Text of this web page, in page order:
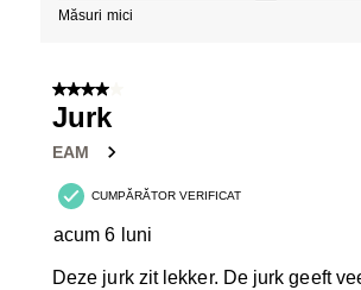
Măsuri mici
4 din 5 stele.
Jurk
EAM
CUMPĂRĂTOR VERIFICAT
acum 6 luni
Deze jurk zit lekker. De jurk geeft